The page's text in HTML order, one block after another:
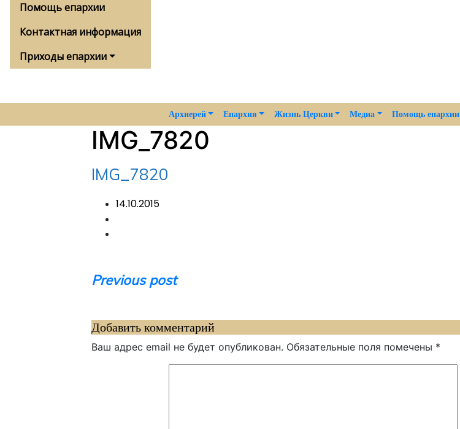
Помощь епархии
Контактная информация
Приходы епархии
Архиерей Епархия Жизнь Церкви Медиа Помощь епархии
IMG_7820
IMG_7820
14.10.2015
Навигация
записям
Previous post
Добавить комментарий
Ваш адрес email не будет опубликован. Обязательные поля помечены *